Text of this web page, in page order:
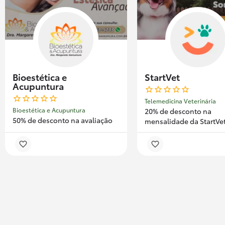
Bioestética e
Acupuntura
Bioestética e Acupuntura
50% de desconto na avaliação
StartVet
Telemedicina Veterinária
20% de desconto na
mensalidade da